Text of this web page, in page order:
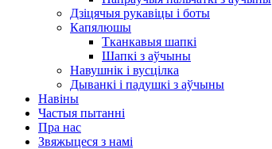
Дзіцячыя рукавіцы і боты
Капялюшы
Тканкавыя шапкі
Шапкі з аўчыны
Навушнік і вусцілка
Дыванкі і падушкі з аўчыны
Навіны
Частыя пытанні
Пра нас
Звяжыцеся з намі